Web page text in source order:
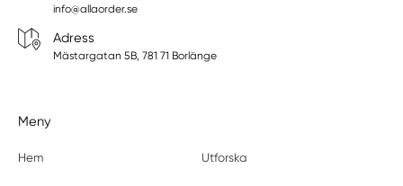
info@allaorder.se
Adress
Mästargatan 5B, 781 71 Borlänge
Meny
Hem Utforska